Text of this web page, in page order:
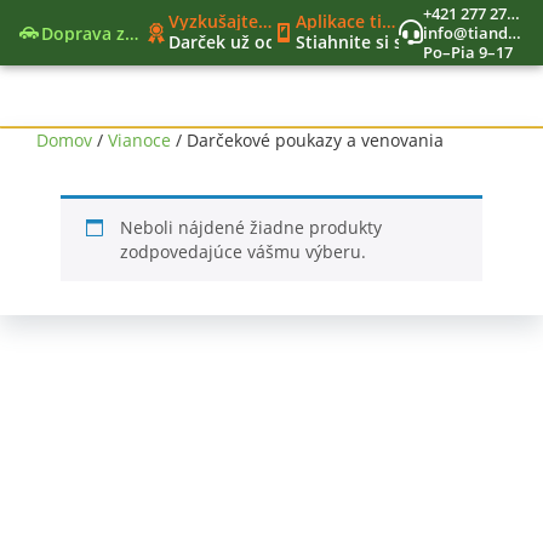
Doprava zadarmo
Vyzkušajte nové moderné funkcie
Darček už od 40€
Nový nákupný zoznam
Aplikace tianDe Beroun
Stiahnite si svet tianDe do
+421 277 270 579
info@tiandekozmetika.sk
Po–Pia 9–17
Domov / Vianoce / Darčekové poukazy a venovania
Neboli nájdené žiadne produkty
zodpovedajúce vášmu výberu.